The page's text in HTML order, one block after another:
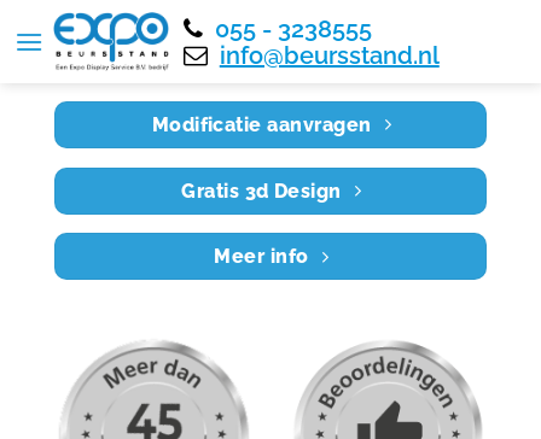
055 - 3238555
info@beursstand.nl
Home RE6X6 012
Modificatie aanvragen
Gratis 3d Design
Meer info